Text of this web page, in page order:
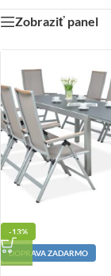
Zobraziť panel
-13%
DOPRAVA ZADARMO